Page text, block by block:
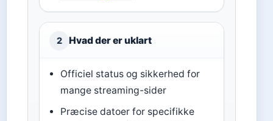
2 Hvad der er uklart
Officiel status og sikkerhed for
mange streaming-sider
Præcise datoer for specifikke